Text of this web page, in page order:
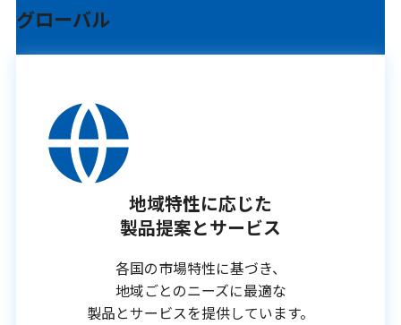
グローバル
地域特性に応じた
製品提案とサービス
各国の市場特性に基づき、
地域ごとのニーズに最適な
製品とサービスを提供しています。